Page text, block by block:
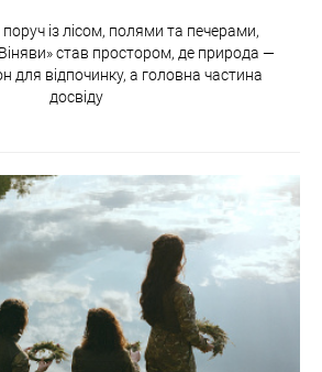
із лісом, полями та печерами,
став простором, де природа —
для відпочинку, а головна частина
досвіду